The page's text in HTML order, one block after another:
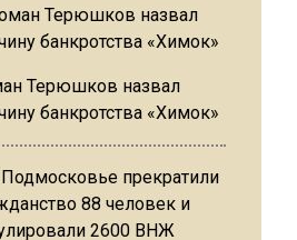
Терюшков назвал
банкротства «Химок»